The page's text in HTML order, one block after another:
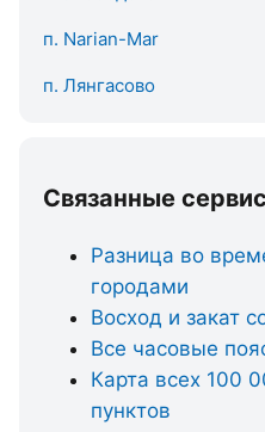
п. Narian-Mar
п. Лянгасово
Связанные
Разница во
городами
Восход и закат
Все часовые
Карта всех 100
пунктов